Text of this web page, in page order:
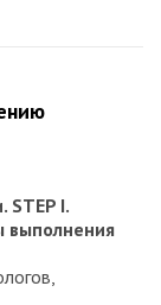
к УЗ-
и
STEP I.
выполнения